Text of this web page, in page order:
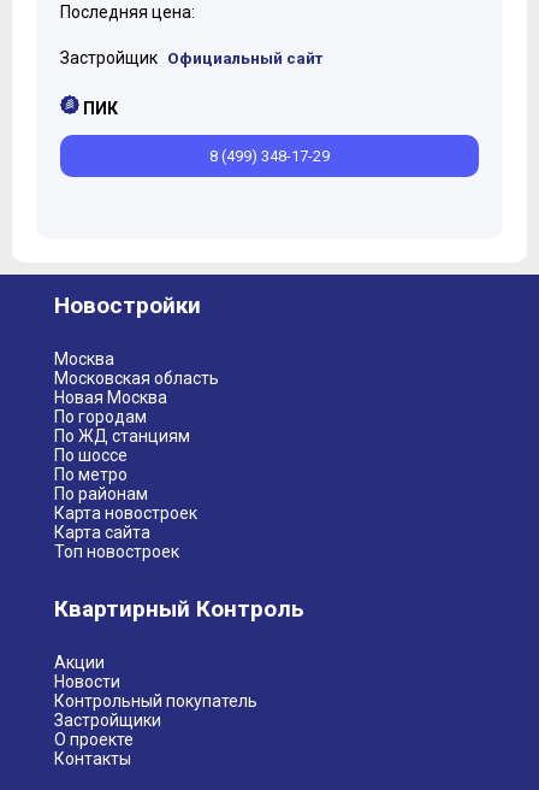
Последняя цена:
Застройщик Официальный сайт
ПИК
8 (499) 348-17-29
Новостройки
Москва
Московская область
Новая Москва
По городам
По ЖД станциям
По шоссе
По метро
По районам
Карта новостроек
Карта сайта
Топ новостроек
Квартирный Контроль
Акции
Новости
Контрольный покупатель
Застройщики
О проекте
Контакты